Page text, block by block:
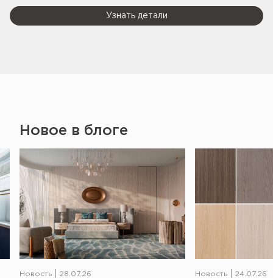
Узнать детали
Новое в блоге
Новость 28.07.26 Новость 24.07.26